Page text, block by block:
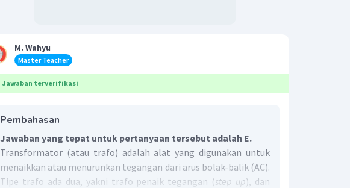
M. Wahyu
Master Teacher
Jawaban terverifikasi
Pembahasan
Jawaban yang tepat untuk pertanyaan tersebut adalah E.
Transformator (atau trafo) adalah alat yang digunakan untuk
menaikkan atau menurunkan tegangan dari arus bolak-balik (AC).
Tipe trafo ada dua, yakni trafo penaik tegangan (step up), dan